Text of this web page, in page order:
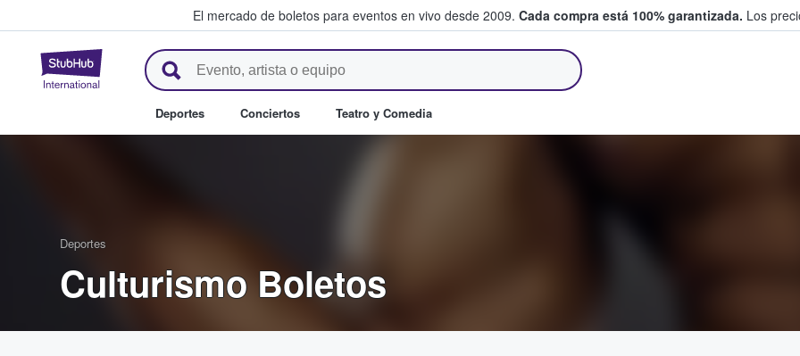
El mercado de boletos para eventos en vivo desde 2009. Cada compra está 100% garantizada. Los
StubHub: donde los fans compran y venden boletos
Deportes Conciertos Teatro y Comedia
Deportes
Culturismo Boletos